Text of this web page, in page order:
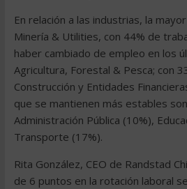
En relación a las industrias, la
Minería & Utilities, con 44% de
haber cambiado de empleo en los
Agricultura, Forestal & Pesca; con
Construcción y Entidades
que se mantienen más estables
Administración Pública (10%),
Transporte (17%).
Rita González, CEO de Randstad
de 6 puntos en la rotación laboral